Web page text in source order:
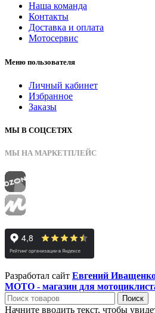
Наша команда
Контакты
Доставка и оплата
Мотосервис
Меню пользователя
Личный кабинет
Избранное
Заказы
МЫ В СОЦСЕТЯХ
МЫ НА МАРКЕТПЛЕЙС
Разработал сайт Евгений
МОТО - магазин для
Поиск
Начните вводить текст, чтобы